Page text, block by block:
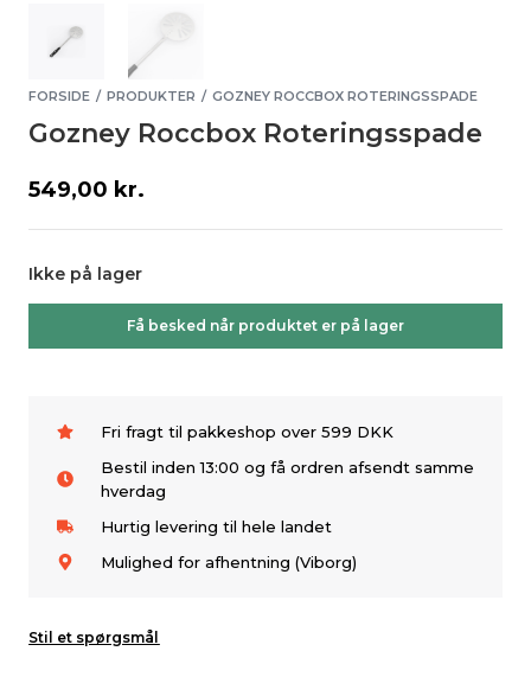
FORSIDE / PRODUKTER / GOZNEY ROCCBOX ROTERINGSSPADE
Gozney Roccbox Roteringsspade
549,00 kr.
Ikke på lager
Få besked når produktet er på lager
Fri fragt til pakkeshop over 599 DKK
Bestil inden 13:00 og få ordren afsendt samme
hverdag
Hurtig levering til hele landet
Mulighed for afhentning (Viborg)
Stil et spørgsmål